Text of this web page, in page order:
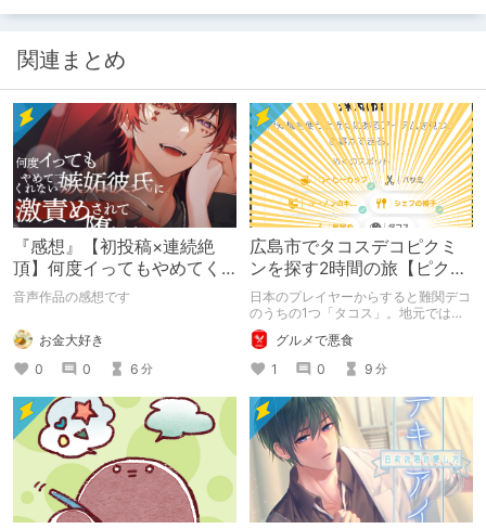
関連まとめ
『感想』【初投稿×連続絶
頂】何度イってもやめてく
れない嫉妬彼氏に激責めさ
音声作品の感想です
お金大好き
0
0 6 分
広島市でタコスデコピクミ
ンを探す2時間の旅【ピクミ
ンブルーム / Pikmin
Bloom】
日本のプレイヤーからすると難関デコ
のうちの1つ「タコス」。地元では見
つけられなかった男が広島で探す旅を
お送りします。ねくすと5月のテーマ
「お出かけの記録」。
グルメで悪食
1
0 9 分